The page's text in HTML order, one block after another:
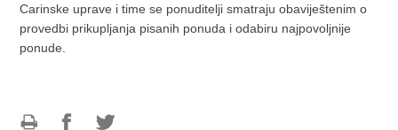
Carinske uprave i time se ponuditelji smatraju obaviještenim o
provedbi prikupljanja pisanih ponuda i odabiru najpovoljnije
ponude.